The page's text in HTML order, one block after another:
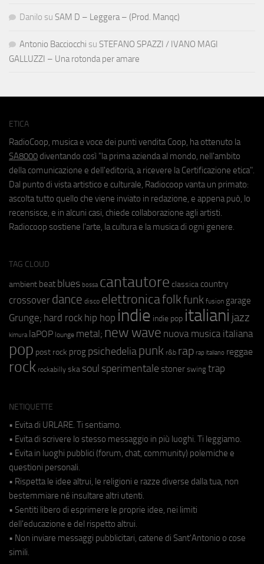
Danilo su SAM D – Leggera – (Prod. Manqc)
Antonio Bacciocchi su STEFANO SPAZZI / IVANO MAGI
GALLUZZI – Una rotonda per amare
ETICA
RadioCoop, musica e voce dei punti vendita Coop, ha ottenuto la
SA8000 diventando così "la prima azienda al mondo, nell'ambito
della comunicazione e dell'editoria, a ricevere la Certificazione etica".
Dal punto di vista artistico e culturale, Radiocoop vanta un primato:
ascolta tutto quello che viene inviato in redazione, e appena può, lo
recensisce, e in alcuni casi, chiede collaborazione agli artisti.
Radiocoop sostiene l'arte, la cultura e la musica di ogni genere.
TAG CLOUD
ambient beat blues bossa cantautore classica country
crossover dance disco elettronicafolkfunk fusion garage
Grunge; hard rock hip hop indie indie pop italiani jazz
kimura laPOP lounge metal; new wave nuova musica italiana
pop post rock prog psichedeliapunk r&b rap rap italiano reggae
rock rockabilly ska soul sperimentale stoner swing trap
NETIQUETTE
• Evita di URLARE. Ti sentiamo.
• Evita di scrivere lo stesso messaggio in più luoghi. Ti leggiamo.
• Evita in luoghi pubblici (forum, chat, community) polemiche e
questioni personali.
• Rispetta le idee altrui, le religioni e razze diverse dalla tua, non
bestemmiare né insultare altri utenti.
• Sentiti libero di esprimere le proprie idee, nei limiti
dell'educazione e del rispetto altrui.
• Non inviare messaggi pubblicitari, catene di Sant'Antonio o cose
simili.